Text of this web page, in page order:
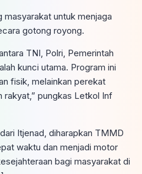
untuk menjaga
gotong royong.
TNI, Polri, Pemerintah
kunci utama. Program ini
fisik, melainkan perekat
rakyat,” pungkas Letkol Inf
Itjenad, diharapkan TMMD
waktu dan menjadi motor
bagi masyarakat di